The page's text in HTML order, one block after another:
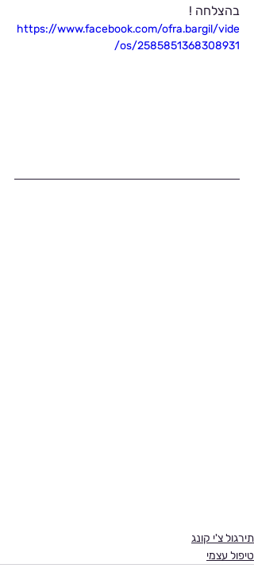
בהצלחה !
https://www.facebook.com/ofra.bargil/vide
os/2585851368308931/
תירגול צ'י קונג
טיפול עצמי